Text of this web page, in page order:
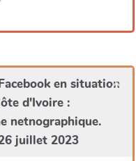
en situation
d'Ivoire :
netnographique.
juillet 2023